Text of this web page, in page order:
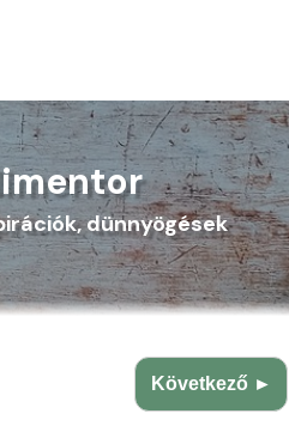
dünnyögések
Következő ►